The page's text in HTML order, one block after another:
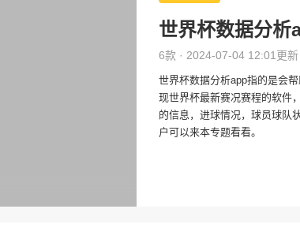
世界杯数据分析
6款 · 2024-07-04 12:01更新
世界杯数据分析app指的是会
现世界杯最新赛况赛程的软件
的信息，进球情况，球员球队
户可以来本专题看看。